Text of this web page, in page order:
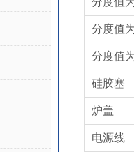
分度值
分度值
硅胶塞
炉盖
电源线